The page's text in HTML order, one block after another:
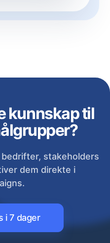
kunnskap til
stakeholders
dem direkte i
i 7 dager